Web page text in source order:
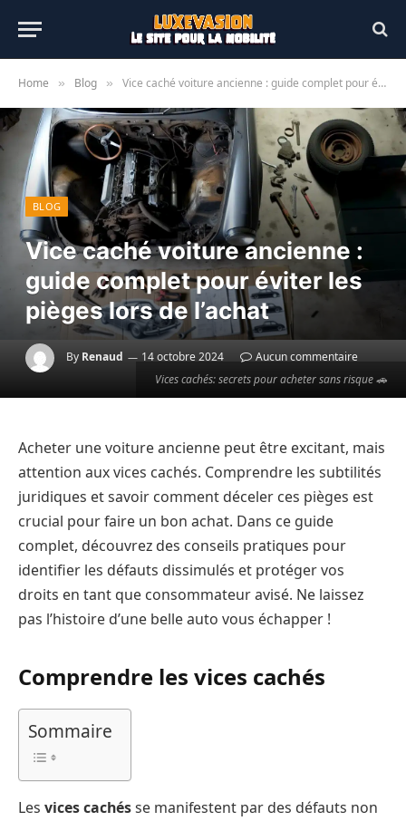
Home » Blog » Vice caché voiture ancienne : guide complet pour éviter les pièges lors de l’achat
Vices cachés: secrets pour acheter sans risque 🚗
BLOG
Vice caché voiture ancienne :
guide complet pour éviter les
pièges lors de l’achat
By Renaud 14 octobre 2024 Aucun commentaire
Acheter une voiture ancienne peut être excitant, mais
attention aux vices cachés. Comprendre les subtilités
juridiques et savoir comment déceler ces pièges est
crucial pour faire un bon achat. Dans ce guide
complet, découvrez des conseils pratiques pour
identifier les défauts dissimulés et protéger vos
droits en tant que consommateur avisé. Ne laissez
pas l’histoire d’une belle auto vous échapper !
Comprendre les vices cachés
Sommaire
Les vices cachésse manifestent par des défauts non